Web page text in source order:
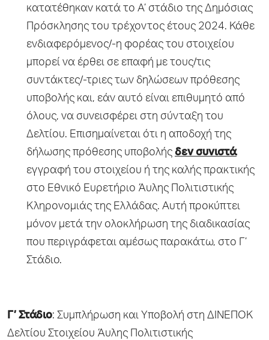
κατατέθηκαν κατά το Α’ στάδιο της Δημόσιας
Πρόσκλησης του τρέχοντος έτους 2024. Κάθε
ενδιαφερόμενος/-η φορέας του στοιχείου
μπορεί να έρθει σε επαφή με τους/τις
συντάκτες/-τριες των δηλώσεων πρόθεσης
υποβολής και, εάν αυτό είναι επιθυμητό από
όλους, να συνεισφέρει στη σύνταξη του
Δελτίου. Επισημαίνεται ότι η αποδοχή της
δήλωσης πρόθεσης υποβολής δεν συνιστά
εγγραφή του στοιχείου ή της καλής πρακτικής
στο Εθνικό Ευρετήριο Άυλης Πολιτιστικής
Κληρονομιάς της Ελλάδας. Αυτή προκύπτει
μόνον μετά την ολοκλήρωση της διαδικασίας
που περιγράφεται αμέσως παρακάτω, στο Γ’
Στάδιο.
Γ’ Στάδιο: Συμπλήρωση και Υποβολή στη ΔΙΝΕΠΟΚ
Δελτίου Στοιχείου Άυλης Πολιτιστικής